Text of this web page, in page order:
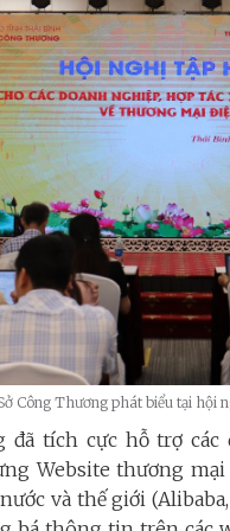
Công Thương phát biểu tại hội
đã tích cực hỗ trợ
Website thương
và thế giới (Alibaba,